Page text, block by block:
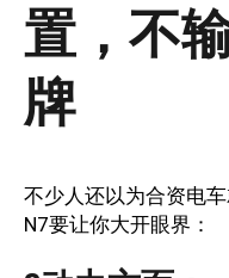
置，不
牌
不少人还以为合资电
N7要让你大开眼界：